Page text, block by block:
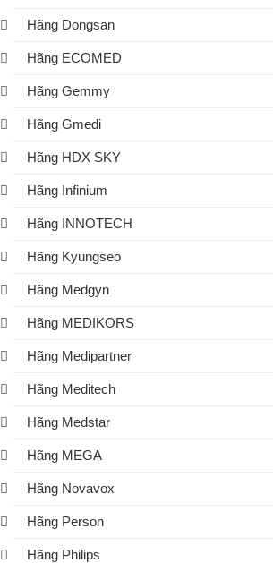
Hãng Dongsan
Hãng ECOMED
Hãng Gemmy
Hãng Gmedi
Hãng HDX SKY
Hãng Infinium
Hãng INNOTECH
Hãng Kyungseo
Hãng Medgyn
Hãng MEDIKORS
Hãng Medipartner
Hãng Meditech
Hãng Medstar
Hãng MEGA
Hãng Novavox
Hãng Person
Hãng Philips